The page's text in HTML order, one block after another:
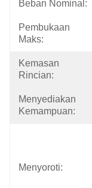
Beban Nominal:
Pembukaan
Maks:
Kemasan
Rincian:
Menyediakan
Kemampuan:
Menyoroti: